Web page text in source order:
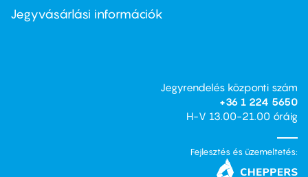
second
Jegyvásárlási információk
Jegyrendelés központi szám
+36 1 224 5650
H-V 13.00-21.00 óráig
Fejlesztés és üzemeltetés: